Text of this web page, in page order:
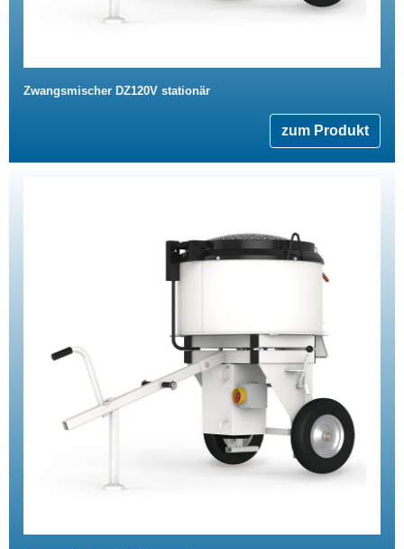
Zwangsmischer DZ120V stationär
zum Produkt